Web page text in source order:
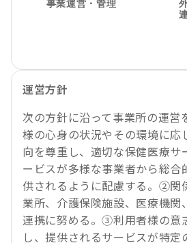
運営方針
次の方針に沿って事業所の運
様の心身の状況やその環境に応
向を尊重し、適切な保健医療サ
ービスが多様な事業者から総合
供されるように配慮する。②関
業所、介護保険施設、医療機関
連携に努める。③利用者様の意
し、提供されるサービスが特定